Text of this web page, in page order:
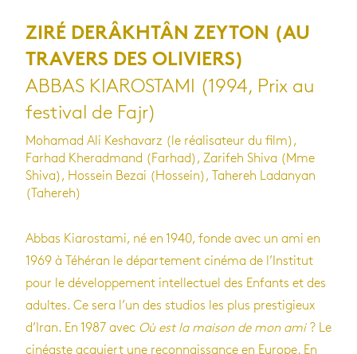
ZIRÉ DERÂKHTÂN ZEYTON (AU
TRAVERS DES OLIVIERS)
ABBAS KIAROSTAMI (1994, Prix au
festival de Fajr)
Mohamad Ali Keshavarz (le réalisateur du film),
Farhad Kheradmand (Farhad), Zarifeh Shiva (Mme
Shiva), Hossein Bezai (Hossein), Tahereh Ladanyan
(Tahereh)
Abbas Kia­ros­tami, né en 1940, fonde avec un ami en
1969 à Téhé­ran le dépar­te­ment cinéma de l’Ins­ti­tut
pour le déve­lop­pe­ment intel­lec­tuel des Enfants et des
adultes. Ce sera l’un des stu­dios les plus pres­ti­gieux
d’Iran. En 1987 avec Où est la mai­son de mon ami ? Le
cinéaste acquiert une recon­nais­sance en Europe. En